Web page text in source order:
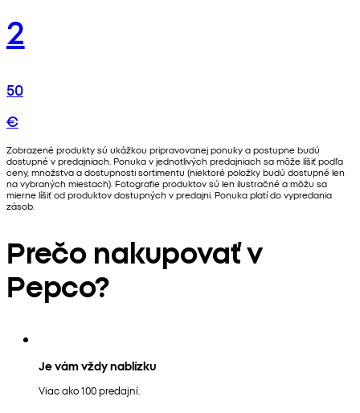
2
50
€
Zobrazené produkty sú ukážkou pripravovanej ponuky a postupne budú
dostupné v predajniach. Ponuka v jednotlivých predajniach sa môže líšiť podľa
ceny, množstva a dostupnosti sortimentu (niektoré položky budú dostupné len
na vybraných miestach). Fotografie produktov sú len ilustračné a môžu sa
mierne líšiť od produktov dostupných v predajni. Ponuka platí do vypredania
zásob.
Prečo nakupovať v
Pepco?
Je vám vždy nablízku
Viac ako 100 predajní.